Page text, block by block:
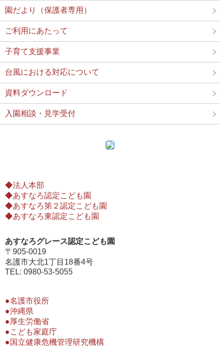
園だより（保護者専用）
ご利用にあたって
子育て支援事業
台風における対応について
資料ダウンロード
入園相談・見学受付
◆法人本部
◆あすなろ認定こども園
◆あすなろ第２認定こども園
◆あすなろ東認定こども園
あすなろグレース認定こども園
〒905-0019
名護市大北1丁目18番4号
TEL: 0980-53-5055
●名護市役所
●沖縄県
●厚生労働省
●こども家庭庁
●国立健康危機管理研究機構